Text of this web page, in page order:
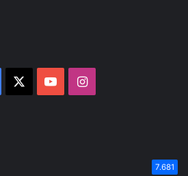
Facebook YouTubeInstagram
7.681